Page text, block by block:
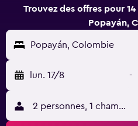
Trouvez des offres pour
Popayán,
Popayán, Colombie
lun. 17/8 -
2 personnes, 1 chambre